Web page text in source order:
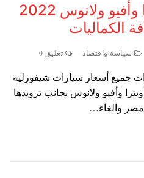
أسعار سيارات اوبترا وأفيو ولانوس 2022
الكماليات
سياسة واقتصاد تعليق 0
جميع أسعار سيارات شيفورلية
أوبترا وأفيو ولانوس بجانب تزويدها
مصر والغاء…